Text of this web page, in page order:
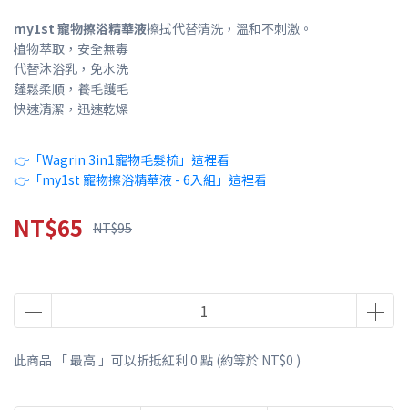
my1st 寵物擦浴精華液擦拭代替清洗，溫和不刺激。
植物萃取，安全無毒
代替沐浴乳，免水洗
蓬鬆柔順，養毛護毛
快速清潔，迅速乾燥
👉「Wagrin 3in1寵物毛髮梳」這裡看
👉「my1st 寵物擦浴精華液 - 6入組」這裡看
NT$65 NT$95
此商品 「 最高 」可以折抵紅利 0 點 (約等於 NT$0 )